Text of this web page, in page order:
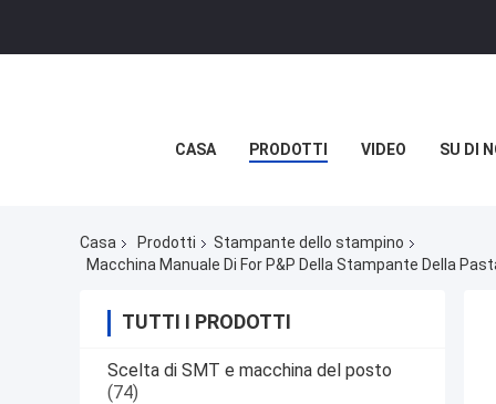
CASA PRODOTTI VIDEO SU DI
Casa Prodotti
Stampante dello stampino
Macchina Manuale Di For P&P Della Stampante Della
TUTTI I PRODOTTI
Scelta di SMT e macchina del posto
(74)